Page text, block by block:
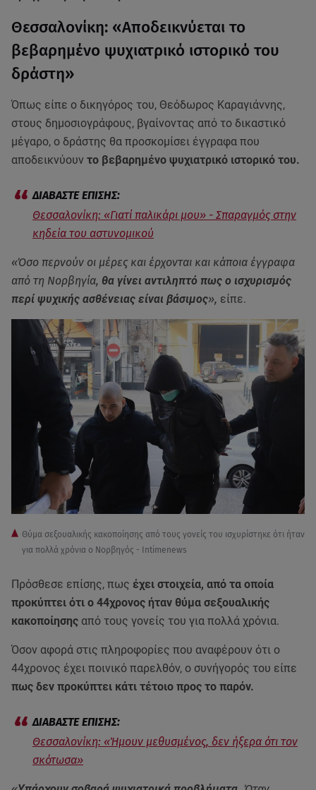
Θεσσαλονίκη: «Αποδεικνύεται το
βεβαρημένο ψυχιατρικό ιστορικό του
δράστη»
Όπως είπε ο δικηγόρος του, Θεόδωρος Καραγιάννης,
στους δημοσιογράφους, βγαίνοντας από το δικαστικό
μέγαρο, ο δράστης θα προσκομίσει έγγραφα που
αποδεικνύουν το βεβαρημένο ψυχιατρικό ιστορικό του.
Θεσσαλονίκη: «Γιατί παλικάρι μου» - Σπαραγμός στην
κηδεία του αστυνομικού
«Όσο περνούν οι μέρες και έρχονται και κάποια έγγραφα
από τη Νορβηγία, θα γίνει αντιληπτό πως ο ισχυρισμός
περί ψυχικής ασθένειας είναι βάσιμος», είπε.
Θύμα σεξουαλικής κακοποίησης από τους γονείς του ισχυρίστηκε ότι ήταν
για πολλά χρόνια ο Νορβηγός - Intimenews
Πρόσθεσε επίσης, πως έχει στοιχεία, από τα οποία
προκύπτει ότι ο 44χρονος ήταν θύμα σεξουαλικής
κακοποίησης από τους γονείς του για πολλά χρόνια.
Όσον αφορά στις πληροφορίες που αναφέρουν ότι ο
44χρονος έχει ποινικό παρελθόν, ο συνήγορός του είπε
πως δεν προκύπτει κάτι τέτοιο προς το παρόν.
Θεσσαλονίκη: «Ήμουν μεθυσμένος, δεν ήξερα ότι τον
σκότωσα»